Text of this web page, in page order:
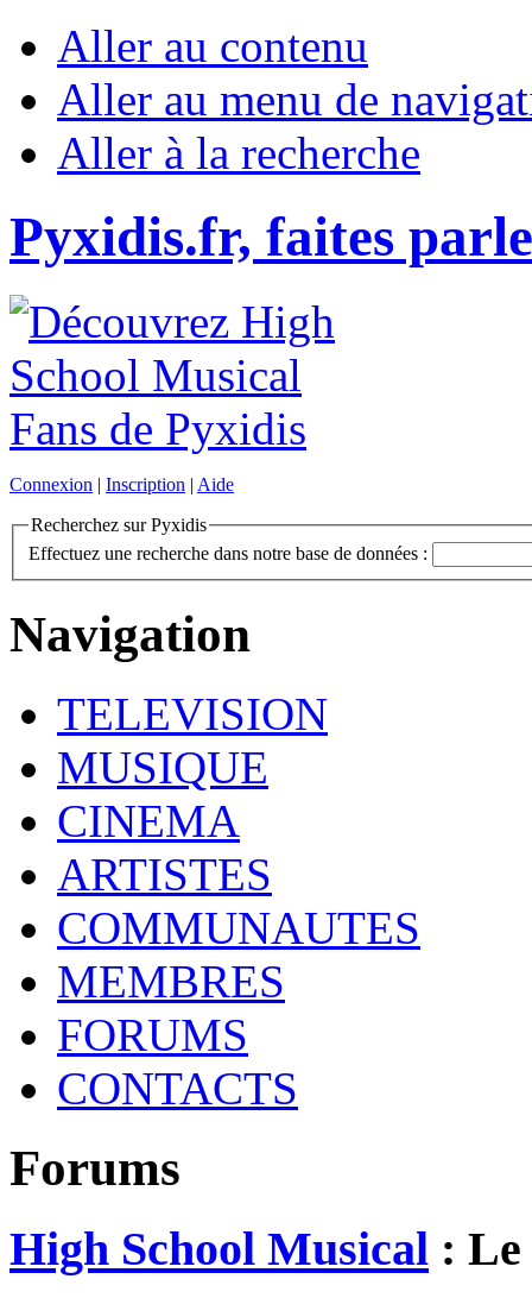
Aller au contenu
Aller au menu de
Aller à la recherche
Pyxidis.fr, faites
Connexion | Inscription | Aide
Recherchez sur Pyxidis
Effectuez une recherche dans notre base de données :
Navigation
TELEVISION
MUSIQUE
CINEMA
ARTISTES
COMMUNAUTES
MEMBRES
FORUMS
CONTACTS
Forums
High School Musical :